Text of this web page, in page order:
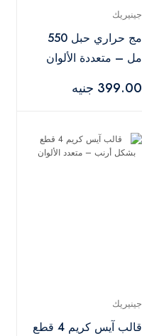
جينيريك
مج حراري حبل 550
مل – متعددة الألوان
399.00 جنيه
جينيريك
قالب آيس كريم 4 قطع